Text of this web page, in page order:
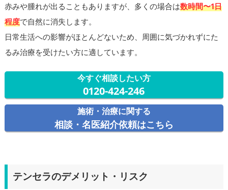
赤みや腫れが出ることもありますが、多くの場合は数時間〜1日
程度で自然に消失します。
日常生活への影響がほとんどないため、周囲に気づかれずにた
るみ治療を受けたい方に適しています。
今すぐ相談したい方
0120-424-246
施術・治療に関する
相談・名医紹介依頼はこちら
テンセラのデメリット・リスク